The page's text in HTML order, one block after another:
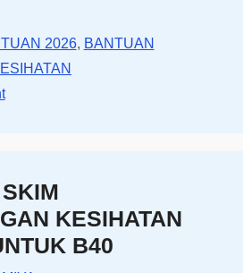
2026, BANTUAN
KESIHATAN
B40